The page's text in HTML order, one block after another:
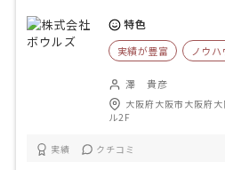
特色
実績が豊富 ノウハ
澤 貴彦
大阪府大阪市大阪府
ル2F
実績 クチコミ